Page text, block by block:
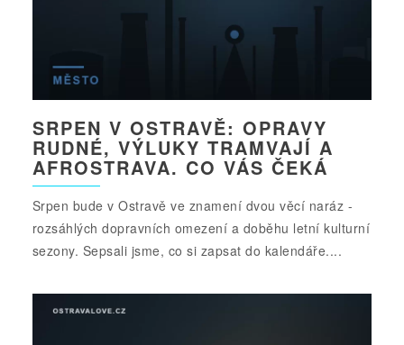
SRPEN V OSTRAVĚ: OPRAVY
RUDNÉ, VÝLUKY TRAMVAJÍ A
AFROSTRAVA. CO VÁS ČEKÁ
Srpen bude v Ostravě ve znamení dvou věcí naráz -
rozsáhlých dopravních omezení a doběhu letní kulturní
sezony. Sepsali jsme, co si zapsat do kalendáře....